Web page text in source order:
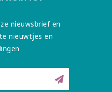
nieuwsbrief en
nieuwtjes en